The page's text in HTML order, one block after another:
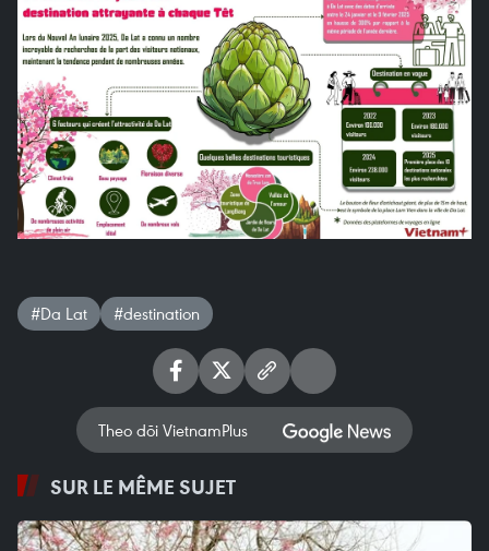
#Da Lat #destination
Theo dõi VietnamPlus
SUR LE MÊME SUJET